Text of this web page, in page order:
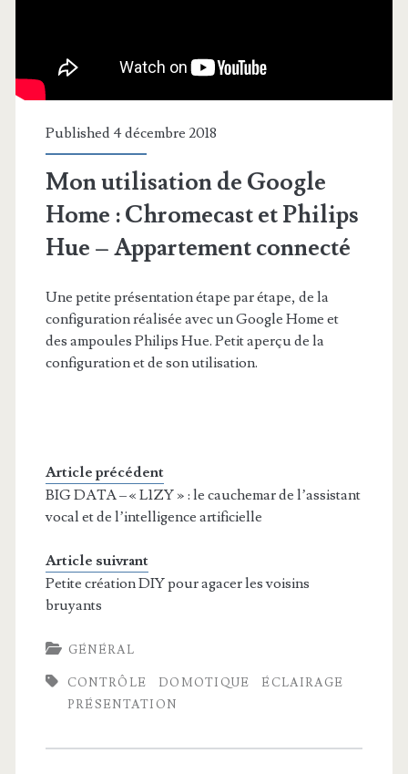
Published 4 décembre 2018
Mon utilisation de Google
Home : Chromecast et Philips
Hue – Appartement connecté
Une petite présentation étape par étape, de la
configuration réalisée avec un Google Home et
des ampoules Philips Hue. Petit aperçu de la
configuration et de son utilisation.
Article précédent
BIG DATA – « L1ZY » : le cauchemar de l’assistant
vocal et de l’intelligence artificielle
Article suivrant
Petite création DIY pour agacer les voisins
bruyants
GÉNÉRAL
CONTRÔLE DOMOTIQUE
ÉCLAIRAGE
PRÉSENTATION